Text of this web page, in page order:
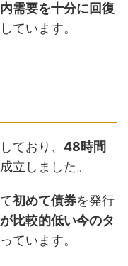
需要を十分に回復
ています。
ており、 48時間
立しました。
初めて債券を発行
比較的低い今のタ
ています。